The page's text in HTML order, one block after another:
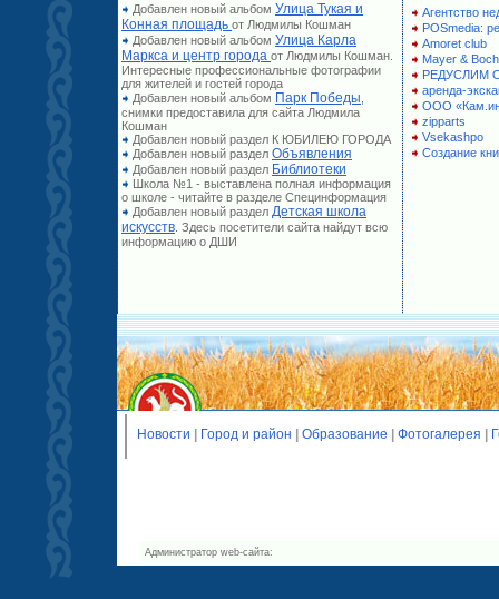
Добавлен новый альбом Улица Тукая и
Конная площадь от Людмилы Кошман
Добавлен новый альбом Улица Карла
Маркса и центр города от Людмилы Кошман.
Интересные профессиональные фотографии
для жителей и гостей города
Добавлен новый альбом Парк Победы
снимки предоставила для сайта Людмила
Кошман
Добавлен новый раздел К ЮБИЛЕЮ ГОРОДА
Добавлен новый раздел Объявления
Добавлен новый раздел Библиотеки
Школа №1 - выставлена полная информация
о школе - читайте в разделе Специнформация
Добавлен новый раздел Детская школа
искусств . Здесь посетители сайта найдут всю
информацию о ДШИ
Агентство
POSmedia:
Amoret club
Mayer & Boch
РЕДУСЛИМ
аренда-
ООО
zipparts
Vsekashpo
Создание
Новости Город и район Образование Фотогалерея
Администратор web-сайта: